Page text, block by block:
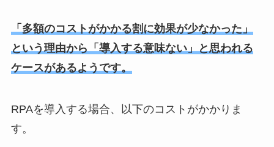
「多額のコストがかかる割に効果が少なかった」
という理由から「導入する意味ない」と思われる
ケースがあるようです。
RPAを導入する場合、以下のコストがかかりま
す。